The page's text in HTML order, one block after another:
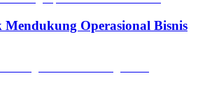
Operasional Bisnis